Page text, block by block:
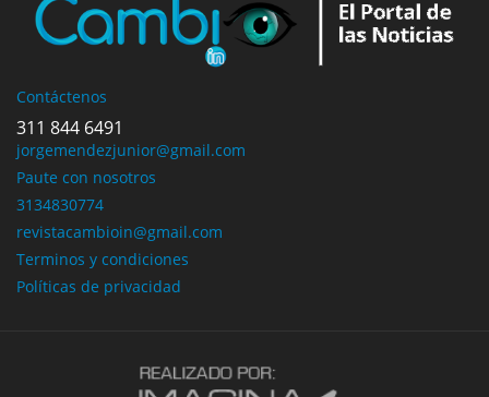
Contáctenos
311 844 6491
jorgemendezjunior@gmail.com
Paute con nosotros
3134830774
revistacambioin@gmail.com
Terminos y condiciones
Políticas de privacidad